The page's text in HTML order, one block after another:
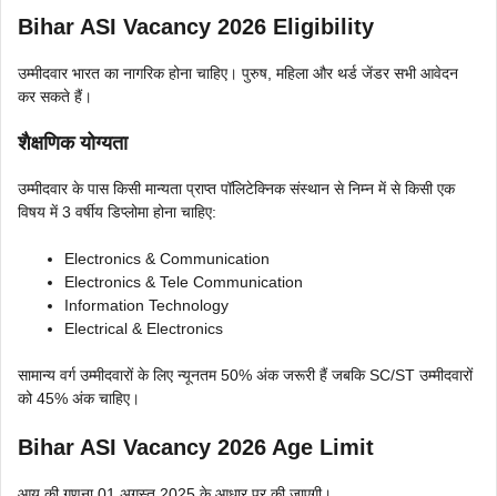
Bihar ASI Vacancy 2026 Eligibility
उम्मीदवार भारत का नागरिक होना चाहिए। पुरुष, महिला और थर्ड जेंडर सभी आवेदन
कर सकते हैं।
शैक्षणिक योग्यता
उम्मीदवार के पास किसी मान्यता प्राप्त पॉलिटेक्निक संस्थान से निम्न में से किसी एक
विषय में 3 वर्षीय डिप्लोमा होना चाहिए:
Electronics & Communication
Electronics & Tele Communication
Information Technology
Electrical & Electronics
सामान्य वर्ग उम्मीदवारों के लिए न्यूनतम 50% अंक जरूरी हैं जबकि SC/ST उम्मीदवारों
को 45% अंक चाहिए।
Bihar ASI Vacancy 2026 Age Limit